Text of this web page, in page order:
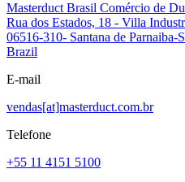
Masterduct Brasil Comércio de
Rua dos Estados, 18 - Villa
06516-310- Santana de Parnaiba-
Brazil
E-mail
vendas[at]masterduct.com.br
Telefone
+55 11 4151 5100